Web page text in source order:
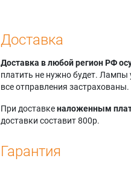
Доставка
Доставка в любой регион РФ
платить не нужно будет. Лампы
все отправления застрахованы.
При доставкеналоженным
доставки составит 800р.
Гарантия